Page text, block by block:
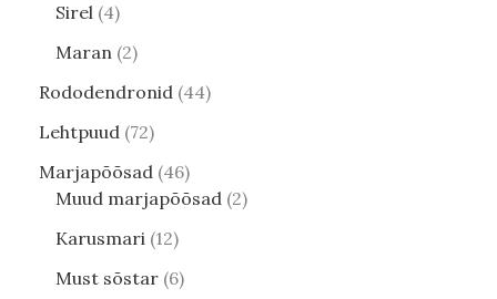
Sirel 4
Maran 2
Rododendronid 44
Lehtpuud 72
Marjapõõsad 46
Muud marjapõõsad 2
Karusmari 12
Must sõstar 6